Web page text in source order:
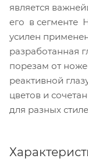
является
его в сегменте
усилен
разработанная
порезам от
реактивной
цветов и
для разных